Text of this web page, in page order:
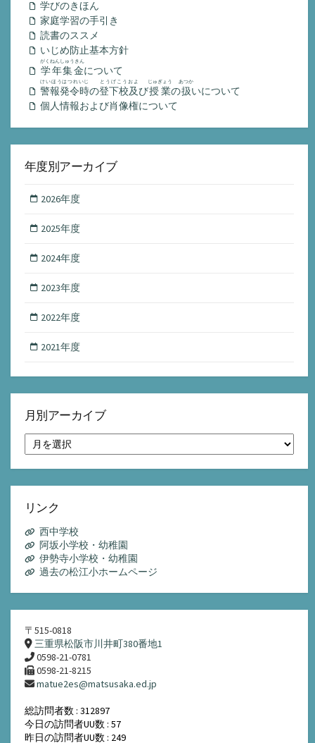
学びのきほん
家庭学習の手引き
読書のススメ
いじめ防止基本方針
学年集金
がくねんしゅうきん
について
警報発令時
けいほうはつれいじ
の登下校及
とうげこうおよ
び授業
じゅぎょう
の扱
あつか
いについて
個人情報および肖像権について
年度別アーカイブ
2026年度
2025年度
2024年度
2023年度
2022年度
2021年度
月別アーカイブ
別
ア
イ
リンク
西中学校
阿坂小学校・幼稚園
伊勢寺小学校・幼稚園
過去の松江小ホームページ
〒515-0818
三重県松阪市川井町380番地1
0598-21-0781
0598-21-8215
matue2es@matsusaka.ed.jp
総訪問者数 : 312897
今日の訪問者UU数 : 57
昨日の訪問者UU数 : 249